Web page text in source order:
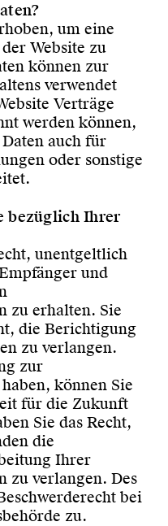
um eine
Website zu
können zur
verwendet
Verträge
werden können,
auch für
oder sonstige
bezüglich Ihrer
unentgeltlich
und
zu erhalten. Sie
die Berichtigung
zu verlangen.
zur
können Sie
für die Zukunft
Sie das Recht,
die
Ihrer
zu verlangen. Des
bei
zu.